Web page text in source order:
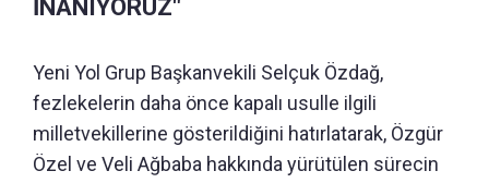
İNANIYORUZ"
Yeni Yol Grup Başkanvekili Selçuk Özdağ,
fezlekelerin daha önce kapalı usulle ilgili
milletvekillerine gösterildiğini hatırlatarak, Özgür
Özel ve Veli Ağbaba hakkında yürütülen sürecin